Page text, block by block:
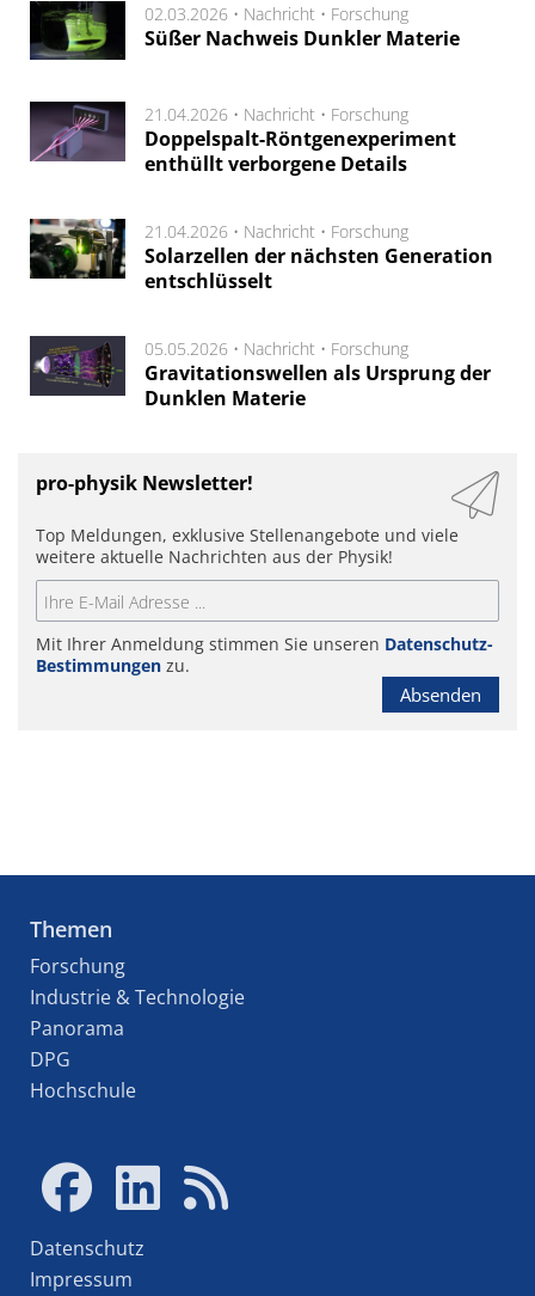
02.03.2026 • Nachricht • Forschung
Süßer Nachweis Dunkler Materie
21.04.2026 • Nachricht • Forschung
Doppelspalt-Röntgenexperiment
enthüllt verborgene Details
21.04.2026 • Nachricht • Forschung
Solarzellen der nächsten Generation
entschlüsselt
05.05.2026 • Nachricht • Forschung
Gravitationswellen als Ursprung der
Dunklen Materie
pro-physik Newsletter!
Top Meldungen, exklusive Stellenangebote und viele
weitere aktuelle Nachrichten aus der Physik!
Mit Ihrer Anmeldung stimmen Sie unseren Datenschutz-
Bestimmungen zu.
Absenden
Themen
Forschung
Industrie & Technologie
Panorama
DPG
Hochschule
Datenschutz
Impressum